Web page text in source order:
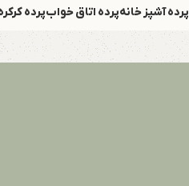
پرده آشپز خانهپرده اتاق خوابپرده